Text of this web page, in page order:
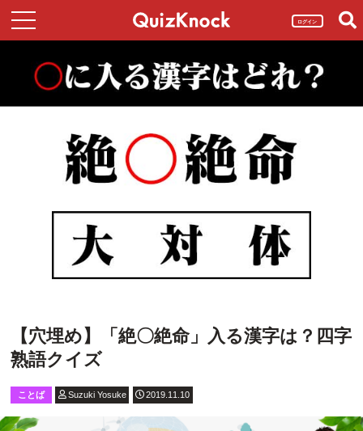
ログイン
【穴埋め】「絶〇絶命」入る漢字は？四字
熟語クイズ
ことば Suzuki Yosuke 2019.11.10